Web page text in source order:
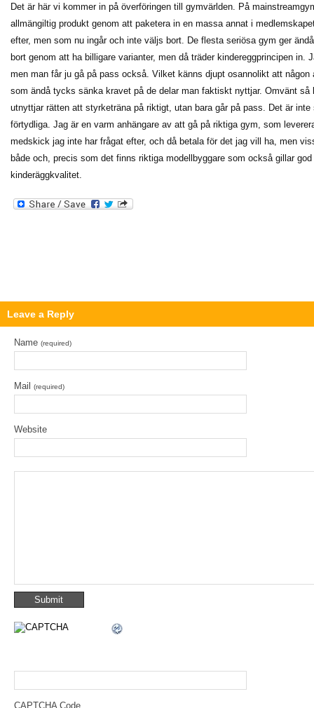
Det är här vi kommer in på överföringen till gymvärlden. På
allmängiltig produkt genom att paketera in en massa annat i
efter, men som nu ingår och inte väljs bort. De flesta seriösa gym ger
bort genom att ha billigare varianter, men då träder kindereggprincipen in.
men man får ju gå på pass också. Vilket känns djupt osannolikt att
som ändå tycks sänka kravet på de delar man faktiskt nyttjar. Omvänt
utnyttjar rätten att styrketräna på riktigt, utan bara går på pass. Det är
förtydliga. Jag är en varm anhängare av att gå på riktiga gym, som
medskick jag inte har frågat efter, och då betala för det jag vill ha, men
både och, precis som det finns riktiga modellbyggare som också gillar
kinderäggkvalitet.
Leave a Reply
Name (required)
Mail (required)
Website
CAPTCHA Code